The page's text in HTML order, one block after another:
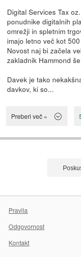
Digital Services Tax
ponudnike digitalnih
omrežji in spletnim
imajo letno več kot
Novost naj bi začela
zakladnik Hammond
Davek je tako
davkov, ki so...
Preberi več »
Pravila
Odgovornost
Kontakt